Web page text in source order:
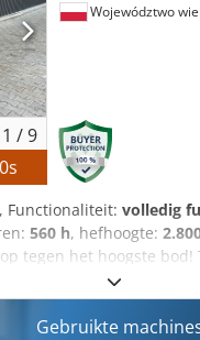
1 /9
s
Województwo
, Functionaliteit: volledig
560 h, hefhoogte:
het hoogste bod!
Initiële heffunctie
Gebruikte